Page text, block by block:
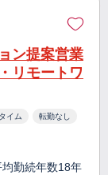
ン提案営業
リモートワ
イム 転勤なし
勤続年数18年